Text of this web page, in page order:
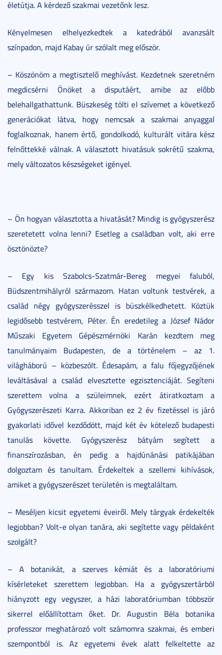
életútja. A kérdező szakmai vezetőnk lesz.
Kényelmesen elhelyezkedtek a katedrából avanzsált
színpadon, majd Kabay úr szólalt meg először.
– Köszönöm a megtisztelő meghívást. Kezdetnek szeretném
megdicsérni Önöket a disputáért, amibe az előbb
belehallgathattunk. Büszkeség tölti el szívemet a következő
generációkat látva, hogy nemcsak a szakmai anyaggal
foglalkoznak, hanem értő, gondolkodó, kulturált vitára kész
felnőttekké válnak. A választott hivatásuk sokrétű szakma,
mely változatos készségeket igényel.
– Ön hogyan választotta a hivatását? Mindig is gyógyszerész
szeretetett volna lenni? Esetleg a családban volt, aki erre
ösztönözte?
– Egy kis Szabolcs-Szatmár-Bereg megyei faluból,
Büdszentmihályról származom. Hatan voltunk testvérek, a
család négy gyógyszerésszel is büszkélkedhetett. Köztük
legidősebb testvérem, Péter. Én eredetileg a József Nádor
Műszaki Egyetem Gépészmérnöki Karán kezdtem meg
tanulmányaim Budapesten, de a történelem – az 1.
világháború – közbeszólt. Édesapám, a falu főjegyzőjének
leváltásával a család elvesztette egzisztenciáját. Segíteni
szerettem volna a szüleimnek, ezért átiratkoztam a
Gyógyszerészeti Karra. Akkoriban ez 2 év fizetéssel is járó
gyakorlati idővel kezdődött, majd két év kötelező budapesti
tanulás követte. Gyógyszerész bátyám segített a
finanszírozásban, én pedig a hajdúnánási patikájában
dolgoztam és tanultam. Érdekeltek a szellemi kihívások,
amiket a gyógyszerészet területén is megtaláltam.
– Meséljen kicsit egyetemi éveiről. Mely tárgyak érdekelték
legjobban? Volt-e olyan tanára, aki segítette vagy példaként
szolgált?
– A botanikát, a szerves kémiát és a laboratóriumi
kísérleteket szerettem legjobban. Ha a gyógyszertárból
hiányzott egy vegyszer, a házi laboratóriumban többször
sikerrel előállítottam őket. Dr. Augustin Béla botanika
professzor meghatározó volt számomra szakmai, és emberi
szempontból is. Az egyetemi évek alatt felkeltette az